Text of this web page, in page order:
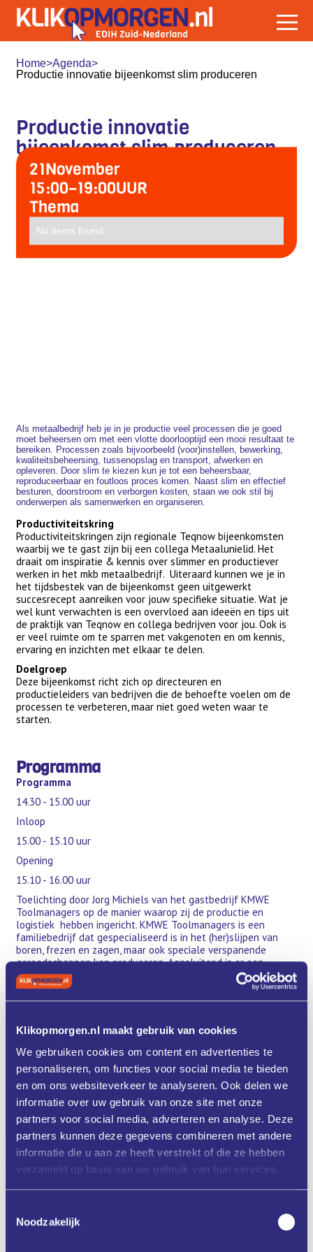
Klikopmorgen.nl maakt gebruik van cookies
We gebruiken cookies om content en advertenties te
personaliseren, om functies voor social media te bieden
en om ons websiteverkeer te analyseren. Ook delen we
informatie over uw gebruik van onze site met onze
partners voor social media, adverteren en analyse. Deze
partners kunnen deze gegevens combineren met andere
informatie die u aan ze heeft verstrekt of die ze hebben
verzameld op basis van uw gebruik van hun services.
Noodzakelijk
Home>Agenda>
Productie innovatie bijeenkomst slim produceren
Productie innovatie
bijeenkomst slim produceren
21November
15:00–19:00UUR
Thema
No items found.
Als metaalbedrijf heb je in je productie veel processen die je goed
moet beheersen om met een vlotte doorlooptijd een mooi resultaat te
bereiken. Processen zoals bijvoorbeeld (voor)instellen, bewerking,
kwaliteitsbeheersing, tussenopslag en transport, afwerken en
opleveren. Door slim te kiezen kun je tot een beheersbaar,
reproduceerbaar en foutloos proces komen. Naast slim en effectief
besturen, doorstroom en verborgen kosten, staan we ook stil bij
onderwerpen als samenwerken en organiseren.
Productiviteitskring
Productiviteitskringen zijn regionale Teqnow bijeenkomsten
waarbij we te gast zijn bij een collega Metaalunielid. Het
draait om inspiratie & kennis over slimmer en productiever
werken in het mkb metaalbedrijf. Uiteraard kunnen we je in
het tijdsbestek van de bijeenkomst geen uitgewerkt
succesrecept aanreiken voor jouw specifieke situatie. Wat je
wel kunt verwachten is een overvloed aan ideeën en tips uit
de praktijk van Teqnow en collega bedrijven voor jou. Ook is
er veel ruimte om te sparren met vakgenoten en om kennis,
ervaring en inzichten met elkaar te delen.
Doelgroep
Deze bijeenkomst richt zich op directeuren en
productieleiders van bedrijven die de behoefte voelen om de
processen te verbeteren, maar niet goed weten waar te
starten.
Programma
Programma
14.30 - 15.00 uur
Inloop
15.00 - 15.10 uur
Opening
15.10 - 16.00 uur
Toelichting door Jorg Michiels van het gastbedrijf KMWE
Toolmanagers op de manier waarop zij de productie en
logistiek hebben ingericht. KMWE Toolmanagers is een
familiebedrijf dat gespecialiseerd is in het (her)slijpen van
boren, frezen en zagen, maar ook speciale verspanende
gereedschappen kan produceren. Aansluitend is er een
rondleiding door de productie van het bedrijf en heb je de
mogelijkheid om vragen te stellen.
Slim produceren met meer rust en resultaat: wat werkt?
Interactieve presentatie door Metaalunie Teqnow met meer
dan 50 voorbeelden en tips van collega-Metaalunieleden die
je kunnen inspireren om je eigen actieplan op te stellen. De
mensen van KMWE Toolmanagers zullen tussentijds
vertellen hoe zij de productie slim hebben ingericht en
continu samen met de medewerkers het resultaat verbeteren.
18.00 - 19.00 uur
Borrel en snack
Datum en locatie
• Deze bijeenkomst vindt plaats op dinsdag 21 november
• Locatie: KMWE Toolmanagers in Eindhoven.